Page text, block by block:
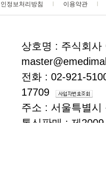
정보처리방침 이용약관
상호명 : 주식회사
전화 : 02-921-
17709
주소 : 서울특별
통신판매 : 제